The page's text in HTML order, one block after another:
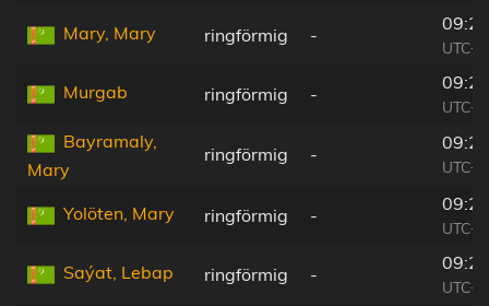
Mary, Mary ringförmig -
Murgab ringförmig -
Bayramaly,
Mary
ringförmig -
Yolöten, Mary ringförmig -
Saýat, Lebap ringförmig -